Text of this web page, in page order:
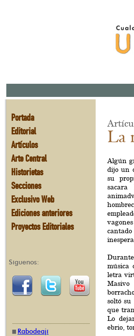
Portada
Editorial
Artículos
Arte Central
Historietas
Secciones
Exclusivo Web
Ediciones anteriores
Proyectos Editoriales
Síguenos:
Rabodeají
La
Algún
dijo un
su
música
letra
soltó
que
Lo
ebrio,